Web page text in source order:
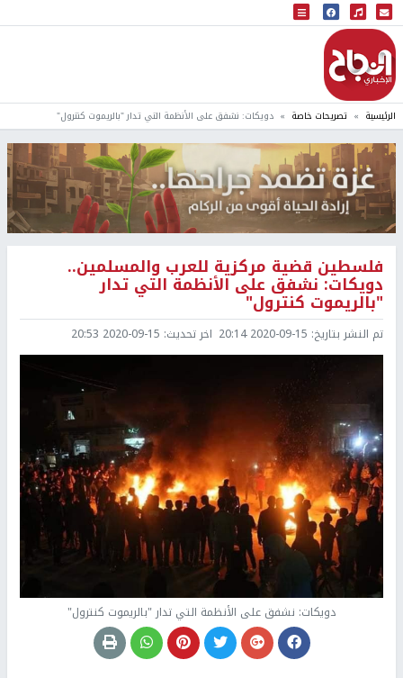
البث المباشر
إذاعة النجاح
الرئيسية تصريحات خاصة دويكات: نشفق على الأنظمة التي تدار "بالريموت كنترول"
فلسطين قضية مركزية للعرب والمسلمين..
دويكات: نشفق على الأنظمة التي تدار
"بالريموت كنترول"
تم النشر بتاريخ: 2020-09-15 20:14 اخر تحديث: 2020-09-15 20:53
دويكات: نشفق على الأنظمة التي تدار "بالريموت كنترول"